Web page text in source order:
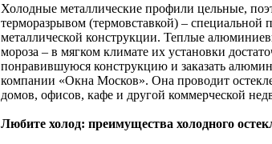
Холодные металлические профили цельные,
терморазрывом (термовставкой) –
металлической конструкции. Теплые
мороза – в мягком климате их установки
понравившуюся конструкцию и заказать
компании «Окна Москов». Она проводит
домов, офисов, кафе и другой коммерческой
Любите холод: преимущества холодного